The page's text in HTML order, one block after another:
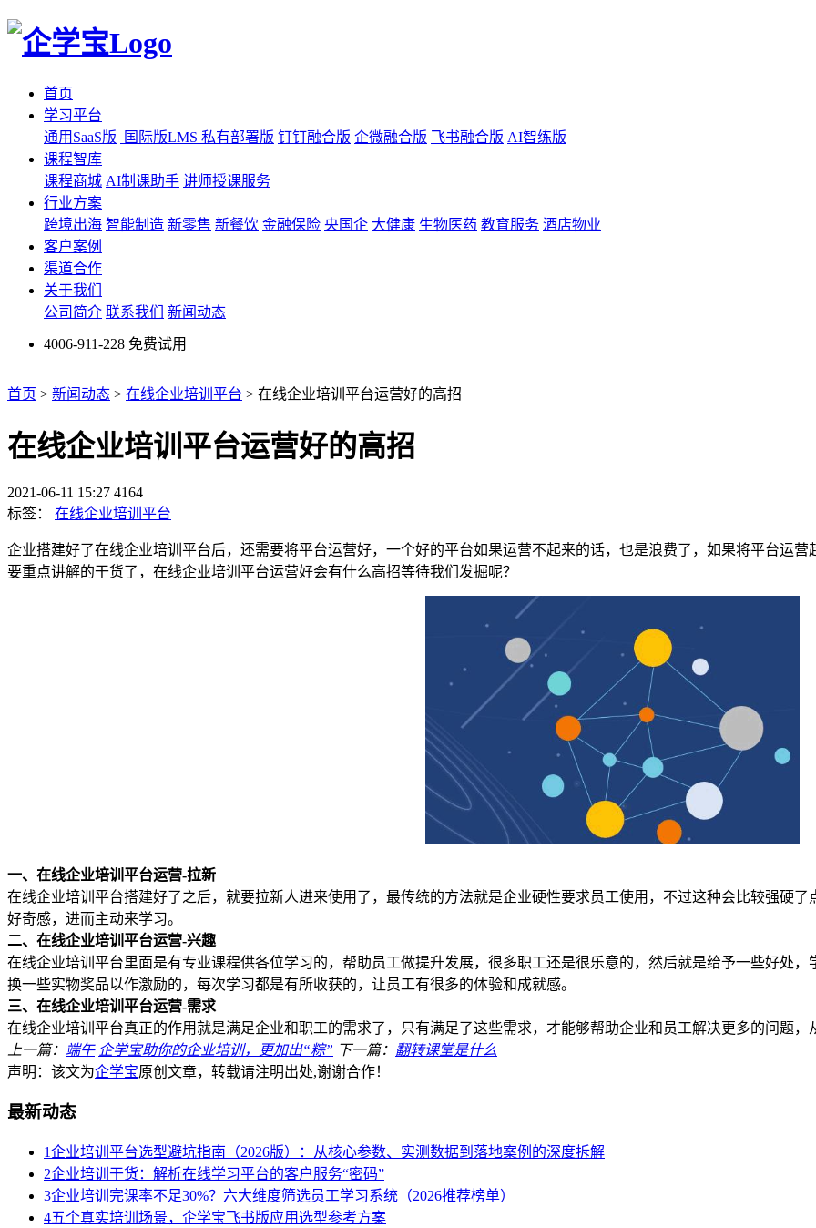
首页
学习平台
通用SaaS版
国际版LMS 私有部署版 钉钉融合版 企微融合版 飞书融合版 AI智练版
课程智库
课程商城 AI制课助手 讲师授课服务
行业方案
跨境出海 智能制造 新零售 新餐饮 金融保险 央国企 大健康 生物医药 教育服务 酒店物业
客户案例
渠道合作
关于我们
公司简介 联系我们 新闻动态
4006-911-228 免费试用
首页 > 新闻动态 > 在线企业培训平台 > 在线企业培训平台运营好的高招
在线企业培训平台运营好的高招
2021-06-11 15:27 4164
标签：
在线企业培训平台
企业搭建好了在线企业培训平台后，还需要将平台运营好，一个好的平台如果运营不起来的话，也是浪费了，如果将平台运
要重点讲解的干货了，在线企业培训平台运营好会有什么高招等待我们发掘呢？
一、在线企业培训平台运营-拉新
在线企业培训平台搭建好了之后，就要拉新人进来使用了，最传统的方法就是企业硬性要求员工使用，不过这种会比较强硬
好奇感，进而主动来学习。
二、在线企业培训平台运营-兴趣
在线企业培训平台里面是有专业课程供各位学习的，帮助员工做提升发展，很多职工还是很乐意的，然后就是给予一些好处
换一些实物奖品以作激励的，每次学习都是有所收获的，让员工有很多的体验和成就感。
三、在线企业培训平台运营-需求
在线企业培训平台真正的作用就是满足企业和职工的需求了，只有满足了这些需求，才能够帮助企业和员工解决更多的问题，
上一篇： 端午|企学宝助你的企业培训，更加出“粽” 下一篇： 翻转课堂是什么
声明：该文为企学宝原创文章，转载请注明出处,谢谢合作！
最新动态
1企业培训平台选型避坑指南（2026版）：从核心参数、实测数据到落地案例的深度拆解
2企业培训干货：解析在线学习平台的客户服务“密码”
3企业培训完课率不足30%？六大维度筛选员工学习系统（2026推荐榜单）
4五个真实培训场景，企学宝飞书版应用选型参考方案